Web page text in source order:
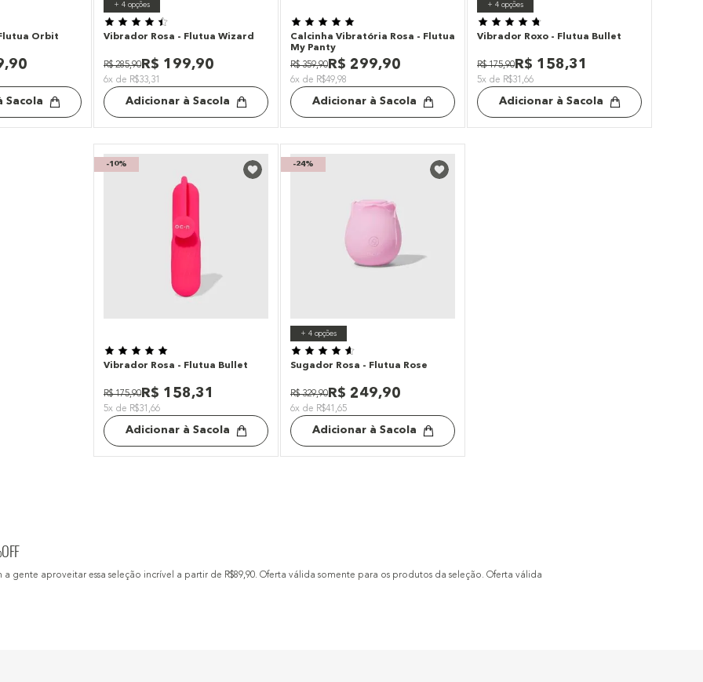
Orbit
,90
Sacola
+ 4 opções
Vibrador Rosa - Flutua Wizard
R$ 285,90 R$ 199,90
6x de R$33,31
Adicionar à Sacola
Calcinha Vibratória Rosa - Flutua
My Panty
R$ 359,90 R$ 299,90
6x de R$49,98
Adicionar à Sacola
+ 4 opções
Vibrador Roxo - Flutua Bullet
R$ 175,90 R$ 158,31
5x de R$31,66
Adicionar à Sacola
-10%
Vibrador Rosa - Flutua Bullet
R$ 175,90 R$ 158,31
5x de R$31,66
Adicionar à Sacola
-24%
+ 4 opções
Sugador Rosa - Flutua Rose
R$ 329,90 R$ 249,90
6x de R$41,65
Adicionar à Sacola
gente aproveitar essa seleção incrível a partir de R$89,90. Oferta válida somente para os produtos da seleção. Oferta válida